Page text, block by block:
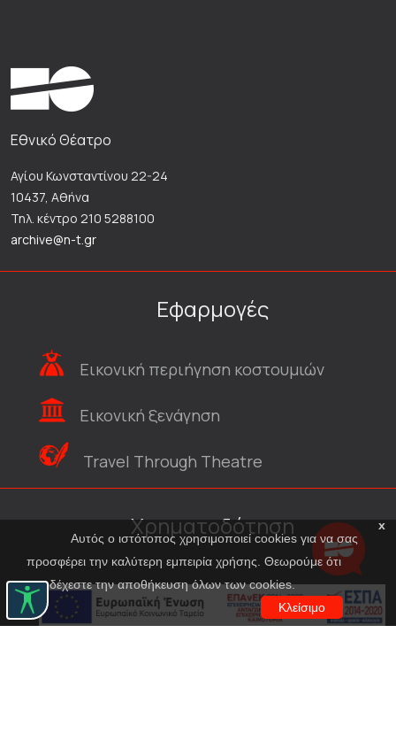
x
Αυτός ο ιστότοπος χρησιμοποιεί cookies για να σας
προσφέρει την καλύτερη εμπειρία χρήσης. Θεωρούμε ότι
αποδέχεστε την αποθήκευση όλων των cookies.
Κλείσιμο
Εθνικό Θέατρο
Αγίου Κωνσταντίνου 22-24
10437, Αθήνα
Τηλ. κέντρο 210 5288100
archive@n-t.gr
Εφαρμογές
Εικονική περιήγηση κοστουμιών
Εικονική ξενάγηση
Travel Through Theatre
Χρηματοδότηση